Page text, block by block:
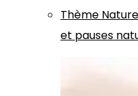
Thème Nature
et pauses